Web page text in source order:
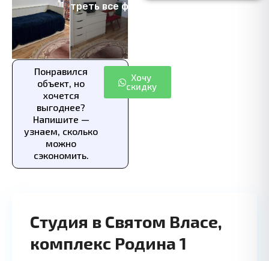
Посмотреть все фото 12
Понравился
объект, но
хочется
выгоднее?
Напишите —
узнаем, сколько
можно
сэкономить.
Хочу
скидку
Студия в Святом Власе,
комплекс Родина 1